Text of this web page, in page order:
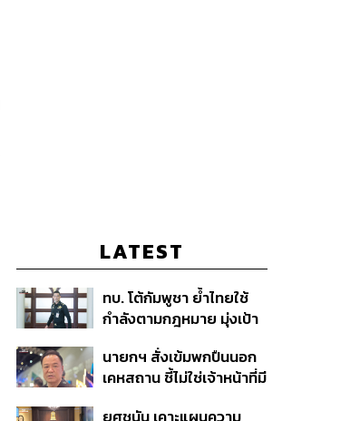
LATEST
ทบ. โต้กัมพูชา ย้ำไทยใช้
กำลังตามกฎหมาย มุ่งเป้า
หายไทยไม่อาจลบด้วย
ข้อมูลบิดเบือน
นายกฯ สั่งเข้มพกปืนนอก
เคหสถาน ชี้ไม่ใช่เจ้าหน้าที่มี